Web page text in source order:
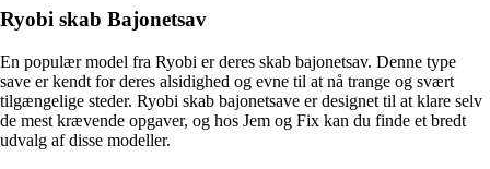
Ryobi skab Bajonetsav
En populær model fra Ryobi er deres skab bajonetsav. Denne type
save er kendt for deres alsidighed og evne til at nå trange og svært
tilgængelige steder. Ryobi skab bajonetsave er designet til at klare selv
de mest krævende opgaver, og hos Jem og Fix kan du finde et bredt
udvalg af disse modeller.